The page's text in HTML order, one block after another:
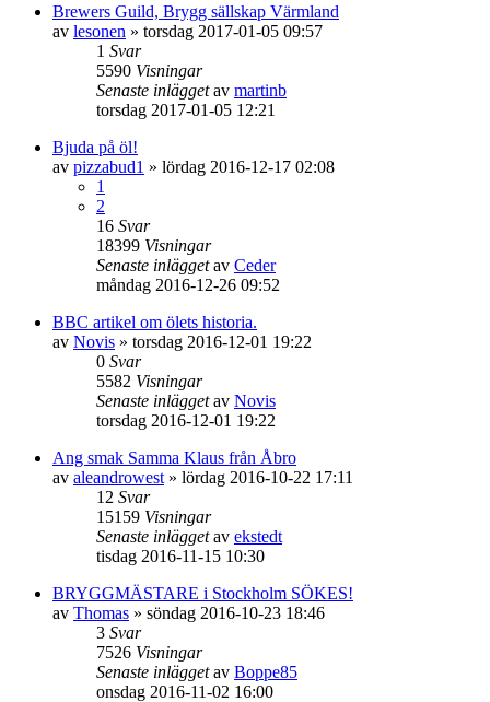
Brewers Guild, Brygg sällskap Värmland
av lesonen » torsdag 2017-01-05 09:57
1 Svar
5590 Visningar
Senaste inläggetav martinb
torsdag 2017-01-05 12:21
Bjuda på öl!
av pizzabud1 » lördag 2016-12-17 02:08
1
2
16 Svar
18399 Visningar
Senaste inläggetav Ceder
måndag 2016-12-26 09:52
BBC artikel om ölets historia.
av Novis » torsdag 2016-12-01 19:22
0 Svar
5582 Visningar
Senaste inläggetav Novis
torsdag 2016-12-01 19:22
Ang smak Samma Klaus från Åbro
av aleandrowest » lördag 2016-10-22 17:11
12 Svar
15159 Visningar
Senaste inläggetav ekstedt
tisdag 2016-11-15 10:30
BRYGGMÄSTARE i Stockholm SÖKES!
av Thomas » söndag 2016-10-23 18:46
3 Svar
7526 Visningar
Senaste inläggetav Boppe85
onsdag 2016-11-02 16:00